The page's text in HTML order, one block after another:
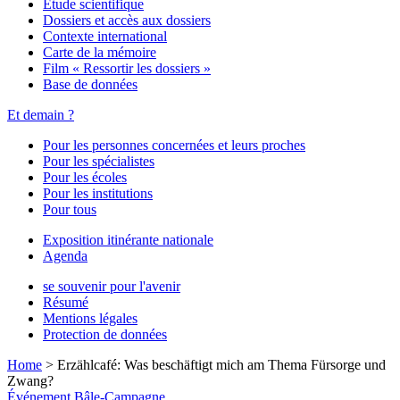
Étude scientifique
Dossiers et accès aux dossiers
Contexte international
Carte de la mémoire
Film « Ressortir les dossiers »
Base de données
Et demain ?
Pour les personnes concernées et leurs proches
Pour les spécialistes
Pour les écoles
Pour les institutions
Pour tous
Exposition itinérante nationale
Agenda
se souvenir pour l'avenir
Résumé
Mentions légales
Protection de données
Home > Erzählcafé: Was beschäftigt mich am Thema Fürsorge und
Zwang?
Événement Bâle-Campagne